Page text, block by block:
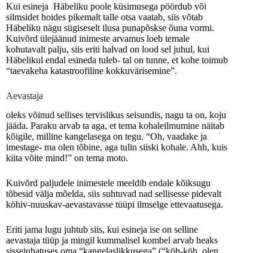
Kui esineja Häbeliku poole küsimusega pöördub või
silmsidet hoides pikemalt talle otsa vaatab, siis võtab
Häbeliku nägu sügiseselt ilusa punapõskse õuna vormi.
Kuivõrd ülejäänud inimeste arvamus loeb temale
kohutavalt palju, siis eriti halvad on lood sel juhul, kui
Häbelikul endal esineda tuleb- tal on tunne, et kohe toimub
“taevakeha katastroofiline kokkuvärisemine”.
Aevastaja
oleks võinud sellises tervislikus seisundis, nagu ta on, koju
jääda. Paraku arvab ta aga, et tema kohaleilmumine näitab
kõigile, milline kangelasega on tegu. “Oh, vaadake ja
imestage- ma olen tõbine, aga tulin siiski kohale. Ahh, kuis
kiita võite mind!” on tema moto.
Kuivõrd paljudele inimestele meeldib endale kõiksugu
tõbesid välja mõelda, siis suhtuvad nad sellisesse pidevalt
köhiv-nuuskav-aevastavasse tüüpi ilmselge ettevaatusega.
Eriti jama lugu juhtub siis, kui esineja ise on selline
aevastaja tüüp ja mingil kummalisel kombel arvab heaks